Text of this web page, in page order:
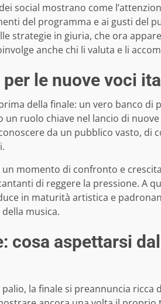
social mostrano come
del programma e ai gusti del
strategie in giuria, che ora
anche chi li valuta e li
le nuove voci
della finale: un vero banco
ruolo chiave nel lancio di
da un pubblico vasto,
momento di confronto e
di reggere la pressione. A
in maturità artistica e
musica.
cosa aspettarsi
la finale si preannuncia ricca